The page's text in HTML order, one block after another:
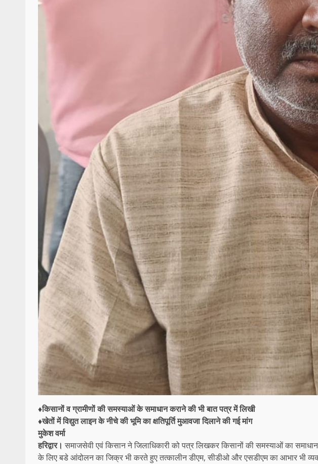
♦किसानों व ग्रामीणों की समस्याओं के समाधान कराने की भी बात पत्र में लिखी
♦खेतों में विद्युत लाइन के नीचे की भूमि का क्षतिपूर्ति मुआवजा दिलाने की गई मांग
मुकेश वर्मा
हरिद्वार। समाजसेवी एवं किसान ने जिलाधिकारी को पत्र लिखकर किसानों की समस्याओं का
के लिए बडे आंदोलन का जिक्र भी करते हुए तत्कालीन डीएम, सीडीओ और एसडीएम का आभार भी